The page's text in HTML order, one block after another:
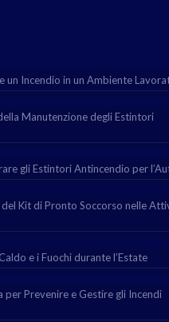
un Incendio in un Ambiente
Manutenzione degli Estintori
gli Estintori Antincendio per
del Kit di Pronto Soccorso nelle
e i Fuochi durante l’Estate
per Prevenire e Gestire gli Incendi